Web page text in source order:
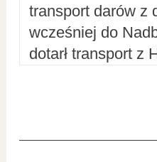
transport darów z
wcześniej do
dotarł transport z